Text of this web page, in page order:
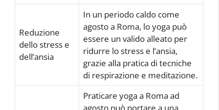
Reduzione
dello stress e
dell’ansia
In un periodo caldo come
agosto a Roma, lo yoga può
essere un valido alleato per
ridurre lo stress e l’ansia,
grazie alla pratica di tecniche
di respirazione e meditazione.
Praticare yoga a Roma ad